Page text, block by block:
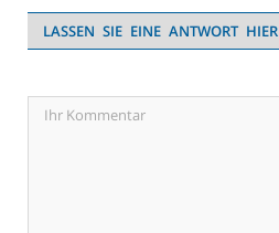
LASSEN SIE EINE ANTWORT HIER